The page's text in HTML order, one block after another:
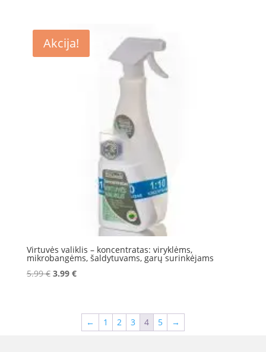
6.99 €.3.99 €.
Akcija!
Virtuvės valiklis – koncentratas: viryklėms,
mikrobangėms, šaldytuvams, garų surinkėjams
5.99€ Original
3.99 €Current
3.99 €.
← 1 2 3 4 5 →